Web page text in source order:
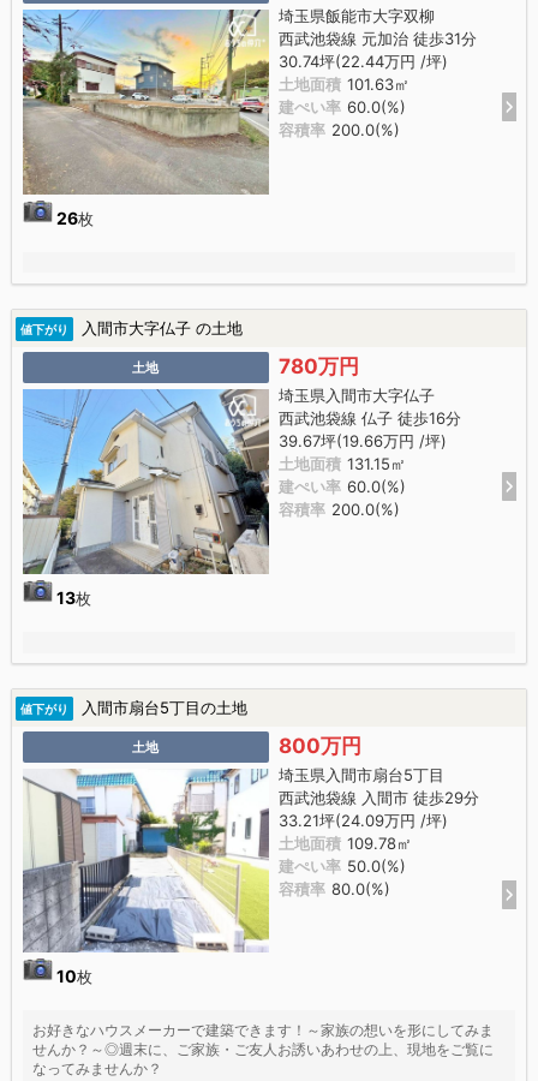
26枚
埼玉県飯能市大字双柳
西武池袋線 元加治 徒歩31分
30.74坪(22.44万円 /坪)
土地面積 101.63㎡
建ぺい率 60.0(%)
容積率 200.0(%)
値下がり 入間市大字仏子 の土地
土地
13枚
780万円
埼玉県入間市大字仏子
西武池袋線 仏子 徒歩16分
39.67坪(19.66万円 /坪)
土地面積 131.15㎡
建ぺい率 60.0(%)
容積率 200.0(%)
値下がり 入間市扇台5丁目の土地
土地
10枚
800万円
埼玉県入間市扇台5丁目
西武池袋線 入間市 徒歩29分
33.21坪(24.09万円 /坪)
土地面積 109.78㎡
建ぺい率 50.0(%)
容積率 80.0(%)
お好きなハウスメーカーで建築できます！～家族の想いを形にしてみま
せんか？～◎週末に、ご家族・ご友人お誘いあわせの上、現地をご覧に
なってみませんか？